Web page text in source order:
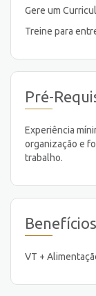
Gere um
Treine para
Pré-
Experiência
organização e
trabalho.
Benefícios
VT +